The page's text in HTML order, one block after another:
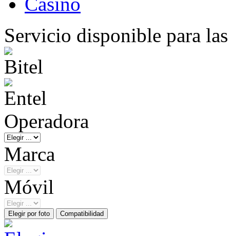
Servicio disponible para
Operadora
Marca
Móvil